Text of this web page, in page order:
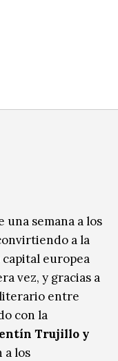
semana a los
a la
capital europea
vez, y gracias a
entre
con la
Trujillo y
a los